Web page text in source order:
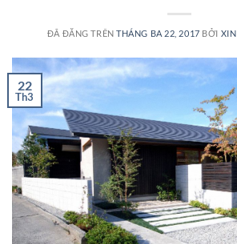
ĐÃ ĐĂNG TRÊNTHÁNG BA 22, 2017 BỞI
22
Th3